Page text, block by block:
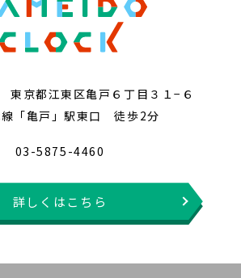
京都江東区亀戸６丁目３１−６
「亀戸」駅東口 徒歩2分
03-5875-4460
詳しくはこちら